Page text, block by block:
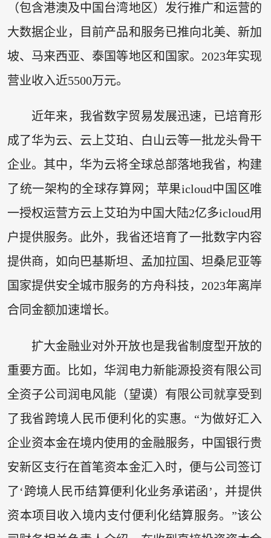
（包含港澳及中国台湾地区）发行推广和运营的
大数据企业，目前产品和服务已推向北美、新加
坡、马来西亚、泰国等地区和国家。2023年实现
营业收入近5500万元。
近年来，我省数字贸易发展迅速，已培育形
成了华为云、云上艾珀、白山云等一批龙头骨干
企业。其中，华为云将全球总部落地我省，构建
了统一架构的全球存算网；苹果icloud中国区唯
一授权运营方云上艾珀为中国大陆2亿多icloud用
户提供服务。此外，我省还培育了一批数字内容
提供商，如向巴基斯坦、孟加拉国、坦桑尼亚等
国家提供安全城市服务的方舟科技，2023年离岸
合同金额加速增长。
扩大金融业对外开放也是我省制度型开放的
重要方面。比如，华润电力新能源投资有限公司
全资子公司润电风能（望谟）有限公司就享受到
了我省跨境人民币便利化的实惠。“为做好汇入
企业资本金在境内使用的金融服务，中国银行贵
安新区支行在首笔资本金汇入时，便与公司签订
了‘跨境人民币结算便利化业务承诺函’，并提供
资本项目收入境内支付便利化结算服务。”该公